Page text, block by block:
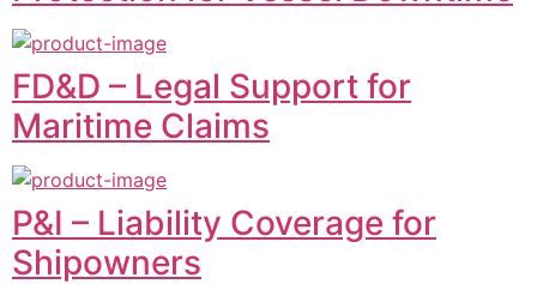
FD&D – Legal Support for
Maritime Claims
P&I – Liability Coverage for
Shipowners